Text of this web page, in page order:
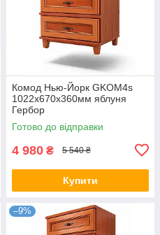
Комод Нью-Йорк GKOM4s
1022х670х360мм яблуня
Гербор
Готово до відправки
4 980 ₴ 5 540 ₴
Купити
–9%